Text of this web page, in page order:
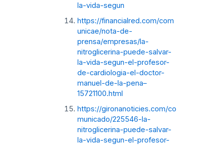
la-vida-segun
https://financialred.com/com
unicae/nota-de-
prensa/empresas/la-
nitroglicerina-puede-salvar-
la-vida-segun-el-profesor-
de-cardiologia-el-doctor-
manuel-de-la-pena–
15721100.html
https://gironanoticies.com/co
municado/225546-la-
nitroglicerina-puede-salvar-
la-vida-segun-el-profesor-